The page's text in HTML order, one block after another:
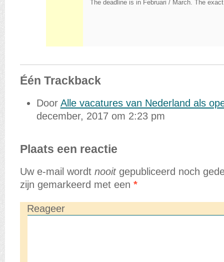
The deadline is in Februari / March. The
Één Trackback
Door Alle vacatures van Nederland als
december, 2017 om 2:23 pm
Plaats een reactie
Uw e-mail wordt nooit gepubliceerd noch
zijn gemarkeerd met een *
Reageer